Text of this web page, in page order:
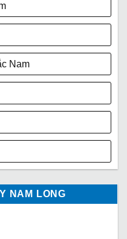
Nam
NAM LONG